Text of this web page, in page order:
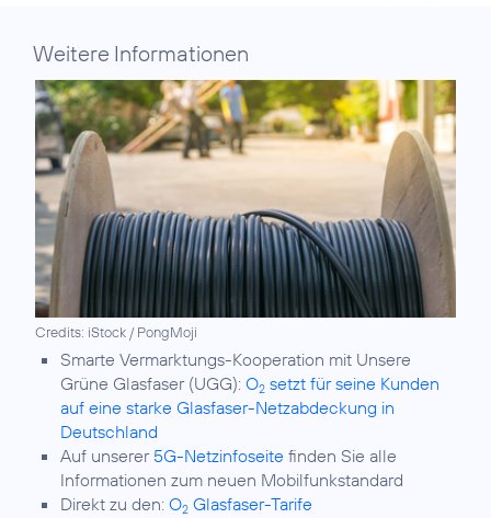
Weitere Informationen
Credits: iStock / PongMoji
Smarte Vermarktungs-Kooperation mit Unsere
Grüne Glasfaser (UGG): O2 setzt für seine Kunden
auf eine starke Glasfaser-Netzabdeckung in
Deutschland
Auf unserer 5G-Netzinfoseite finden Sie alle
Informationen zum neuen Mobilfunkstandard
Direkt zu den: O2 Glasfaser-Tarife